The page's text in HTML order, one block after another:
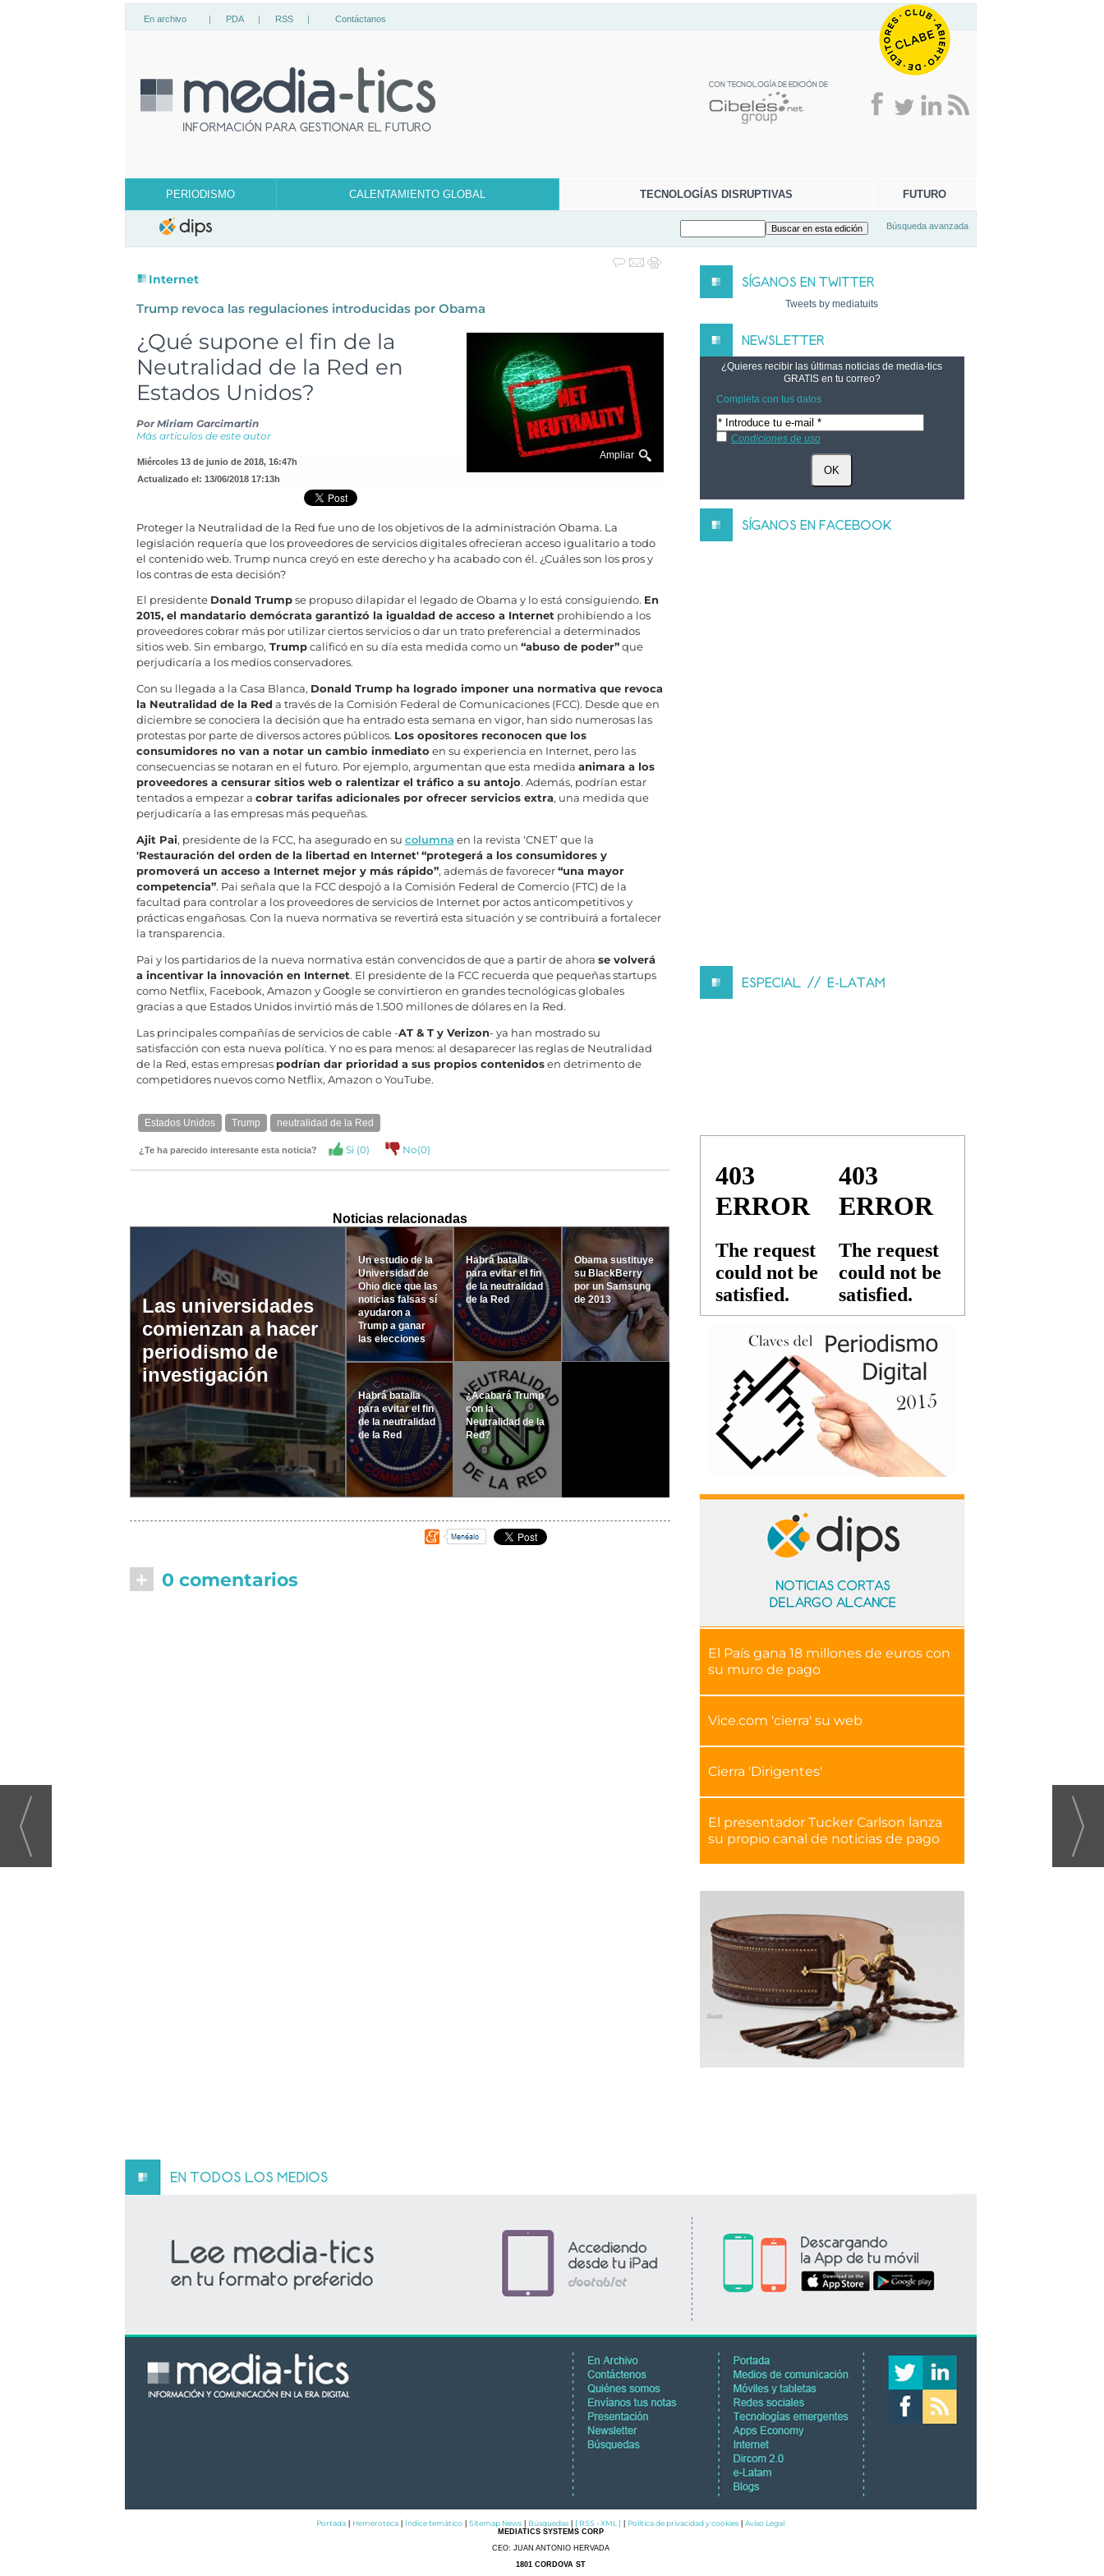
En archivo | PDA | RSS | Contáctanos
PERIODISMO CALENTAMIENTO GLOBAL TECNOLOGÍAS DISRUPTIVAS FUTURO
Búsqueda avanzada
Internet
Trump revoca las regulaciones introducidas por Obama
Ampliar
¿Qué supone el fin de la
Neutralidad de la Red en
Estados Unidos?
PorMiriam Garcimartin
Más artículos de este autor
miércoles 13 de junio de 2018, 16:47h
Actualizado el: 13/06/2018 17:13h
Proteger la Neutralidad de la Red fue uno de los objetivos de la administración Obama. La
legislación requería que los proveedores de servicios digitales ofrecieran acceso igualitario a todo
el contenido web. Trump nunca creyó en este derecho y ha acabado con él. ¿Cuáles son los pros y
los contras de esta decisión?
El presidente Donald Trumpse propuso dilapidar el legado de Obama y lo está consiguiendo. En
2015, el mandatario demócrata garantizó la igualdad de acceso a Internetprohibiendo a los
proveedores cobrar más por utilizar ciertos servicios o dar un trato preferencial a determinados
sitios web. Sin embargo, Trumpcalificó en su día esta medida como un “abuso de poder”que
perjudicaría a los medios conservadores.
Con su llegada a la Casa Blanca, Donald Trump ha logrado imponer una normativa que revoca
la Neutralidad de la Red a través de la Comisión Federal de Comunicaciones (FCC). Desde que en
diciembre se conociera la decisión que ha entrado esta semana en vigor, han sido numerosas las
protestas por parte de diversos actores públicos. Los opositores reconocen que los
consumidores no van a notar un cambio inmediato en su experiencia en Internet, pero las
consecuencias se notaran en el futuro. Por ejemplo, argumentan que esta medida animara a los
proveedores a censurar sitios web o ralentizar el tráfico a su antojo. Además, podrían estar
tentados a empezar a cobrar tarifas adicionales por ofrecer servicios extra, una medida que
perjudicaría a las empresas más pequeñas.
Ajit Pai, presidente de la FCC, ha asegurado en su columna en la revista ‘CNET’ que la
'Restauración del orden de la libertad en Internet' “protegerá a los consumidores y
promoverá un acceso a Internet mejor y más rápido”, además de favorecer “una mayor
competencia”. Pai señala que la FCC despojó a la Comisión Federal de Comercio (FTC) de la
facultad para controlar a los proveedores de servicios de Internet por actos anticompetitivos y
prácticas engañosas. Con la nueva normativa se revertirá esta situación y se contribuirá a fortalecer
la transparencia.
Pai y los partidarios de la nueva normativa están convencidos de que a partir de ahora se volverá
a incentivar la innovación en Internet. El presidente de la FCC recuerda que pequeñas startups
como Netflix, Facebook, Amazon y Google se convirtieron en grandes tecnológicas globales
gracias a que Estados Unidos invirtió más de 1.500 millones de dólares en la Red.
Las principales compañías de servicios de cable -AT & T y Verizon- ya han mostrado su
satisfacción con esta nueva política. Y no es para menos: al desaparecer las reglas de Neutralidad
de la Red, estas empresas podrían dar prioridad a sus propios contenidosen detrimento de
competidores nuevos como Netflix, Amazon o YouTube.
Estados Unidos Trump neutralidad de la Red
¿Te ha parecido interesante esta noticia? Si (0) No(0)
Noticias relacionadas
Las universidades
comienzan a hacer
periodismo de
investigación
Un estudio de la
Universidad de
Ohio dice que las
noticias falsas sí
ayudaron a
Trump a ganar
las elecciones
Habrá batalla
para evitar el fin
de la neutralidad
de la Red
Habrá batalla
para evitar el fin
de la neutralidad
de la Red
¿Acabará Trump
con la
Neutralidad de la
Red?
Obama sustituye
su BlackBerry
por un Samsung
de 2013
+ 0 comentarios
Tweets by mediatuits
¿Quieres recibir las últimas noticias de media-tics
GRATISen tu correo?
Completa con tus datos
Condiciones de uso
El País gana 18 millones de euros con
su muro de pago
Vice.com 'cierra' su web
Cierra 'Dirigentes'
El presentador Tucker Carlson lanza
su propio canal de noticias de pago
Portada Hemeroteca Índice temático Sitemap News Búsquedas [ RSS - XML ] Política de privacidad y cookies Aviso Legal
MEDIATICS SYSTEMS CORP
CEO: JUAN ANTONIO HERVADA
1801 CORDOVA ST